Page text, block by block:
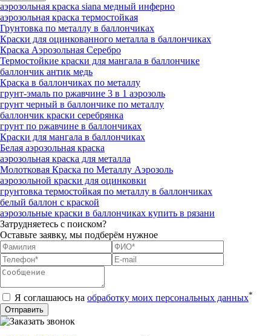
аэрозольная краска siana медный инферно
аэрозольная краска термостойкая
Грунтовка по металлу в баллончиках
Краски для оцинкованного металла в баллончиках
Краска Аэрозольная Серебро
Термостойкие краски для мангала в баллончике
баллончик антик медь
Краска в баллончиках по металлу
грунт-эмаль по ржавчине 3 в 1 аэрозоль
грунт черный в баллончике по металлу
баллончик краски серебрянка
грунт по ржавчине в баллончиках
Краски для мангала в баллончиках
Белая аэрозольная краска
аэрозольная краска для металла
Молотковая Краска по Металлу Аэрозоль
аэрозольной краски для оцинковки
грунтовка термостойкая по металлу в баллончиках
белый баллон с краской
аэрозольные краски в баллончиках купить в рязани
Затрудняетесь с поиском?
Оставьте заявку, мы подберём нужное
Я соглашаюсь на обработку моих персональных данных*